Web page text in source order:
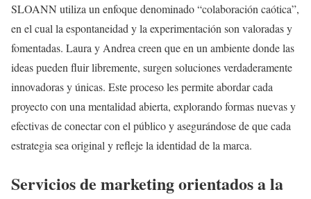
SLOANN utiliza un enfoque denominado “colaboración caótica”,
en el cual la espontaneidad y la experimentación son valoradas y
fomentadas. Laura y Andrea creen que en un ambiente donde las
ideas pueden fluir libremente, surgen soluciones verdaderamente
innovadoras y únicas. Este proceso les permite abordar cada
proyecto con una mentalidad abierta, explorando formas nuevas y
efectivas de conectar con el público y asegurándose de que cada
estrategia sea original y refleje la identidad de la marca.
Servicios de marketing orientados a la